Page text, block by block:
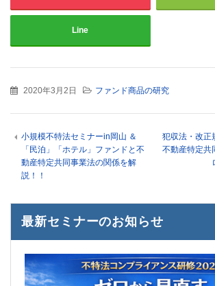
Line
2020年3月2日 ファンド商品の研究
小規模不特法セミナーin岡山 ＆
「民泊」「ホテル」ファンドと不
動産特定共同事業法の関係を解
説！！
犯収法・改正
不動産特定共
最新セミナーのお知らせ